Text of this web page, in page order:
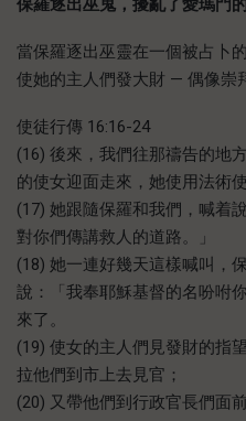
當保羅逐出巫靈在一個被占卜
使她的主人們發大財 — 偶像崇
使徒行傳 16:16-24
(16) 後來，我們往那禱告的地
的使女迎面走來，她使用法術
(17) 她跟隨保羅和我們，喊着
對你們傳講救人的道路。」
(18) 她一連好幾天這樣喊叫，
說：「我奉耶穌基督的名吩咐
來了。
(19) 使女的主人們見發財的指
拉他們到市上去見官；
(20) 又帶他們到行政官長們面